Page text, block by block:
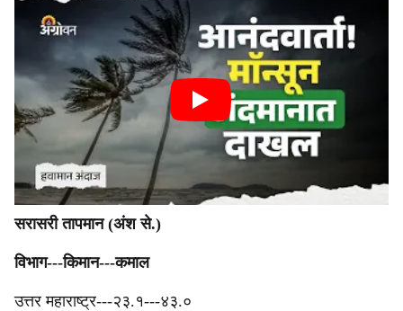
‎सरासरी तापमान (अंश से.)
‎विभाग---किमान---कमाल
‎उत्तर महाराष्ट्र---२३.१---४३.०